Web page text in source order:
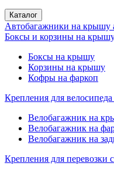
Каталог
Автобагажники на крышу
Боксы и корзины на
Боксы на крышу
Корзины на крышу
Кофры на фаркоп
Крепления для
Велобагажник на
Велобагажник на
Велобагажник на
Крепления для перевозки